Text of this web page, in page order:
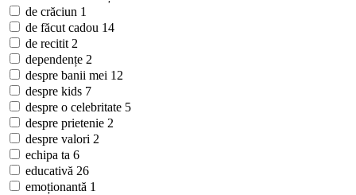
de crăciun 1
de făcut cadou 14
de recitit 2
dependențe 2
despre banii mei 12
despre kids 7
despre o celebritate 5
despre prietenie 2
despre valori 2
echipa ta 6
educativă 26
emoționantă 1